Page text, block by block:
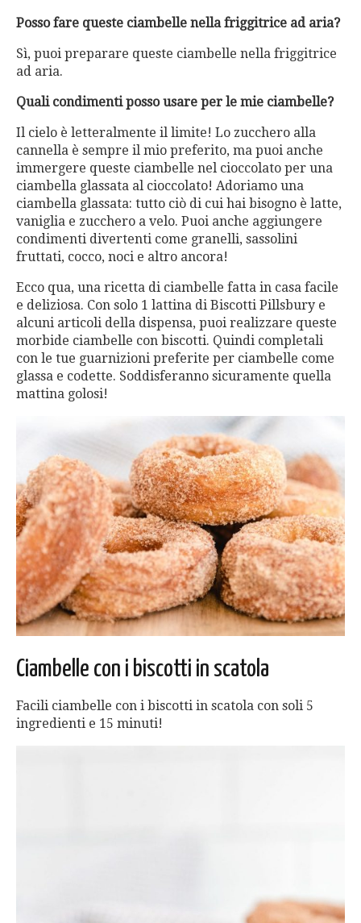
Posso fare queste ciambelle nella friggitrice ad aria?
Sì, puoi preparare queste ciambelle nella friggitrice
ad aria.
Quali condimenti posso usare per le mie ciambelle?
Il cielo è letteralmente il limite! Lo zucchero alla
cannella è sempre il mio preferito, ma puoi anche
immergere queste ciambelle nel cioccolato per una
ciambella glassata al cioccolato! Adoriamo una
ciambella glassata: tutto ciò di cui hai bisogno è latte,
vaniglia e zucchero a velo. Puoi anche aggiungere
condimenti divertenti come granelli, sassolini
fruttati, cocco, noci e altro ancora!
Ecco qua, una ricetta di ciambelle fatta in casa facile
e deliziosa. Con solo 1 lattina di Biscotti Pillsbury e
alcuni articoli della dispensa, puoi realizzare queste
morbide ciambelle con biscotti. Quindi completali
con le tue guarnizioni preferite per ciambelle come
glassa e codette. Soddisferanno sicuramente quella
mattina golosi!
Ciambelle con i biscotti in scatola
Facili ciambelle con i biscotti in scatola con soli 5
ingredienti e 15 minuti!